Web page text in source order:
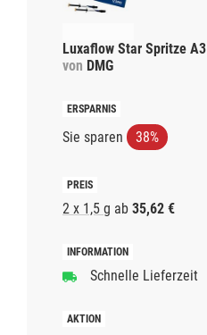
Luxaflow Star Spritze A3
von DMG
Sie sparen 38%
2 x 1,5 g ab 35,62 €
Schnelle Lieferzeit